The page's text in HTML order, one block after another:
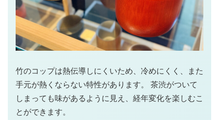
竹のコップは熱伝導しにくいため、冷めにくく、また
手元が熱くならない特性があります。 茶渋がついて
しまっても味があるように見え、経年変化を楽しむこ
とができます。